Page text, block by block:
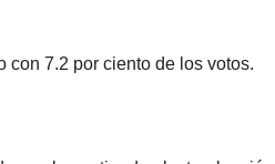
7.2 por ciento de los votos.